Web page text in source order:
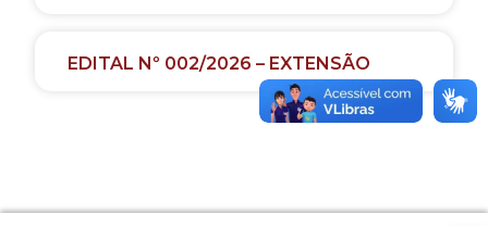
EDITAL Nº 002/2026 – EXTENSÃO